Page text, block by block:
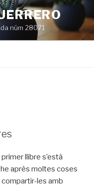
núm 28071
llibre s’està
après moltes coses
compartir-les amb